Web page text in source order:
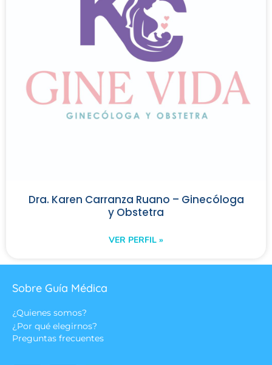
Dra. Karen Carranza Ruano – Ginecóloga
y Obstetra
VER PERFIL »
Sobre Guía Médica
¿Quienes somos?
¿Por qué elegirnos?
Preguntas frecuentes